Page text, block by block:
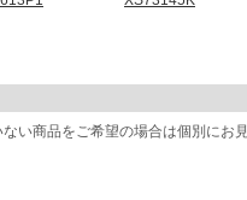
い商品をご希望の場合は個別にお見